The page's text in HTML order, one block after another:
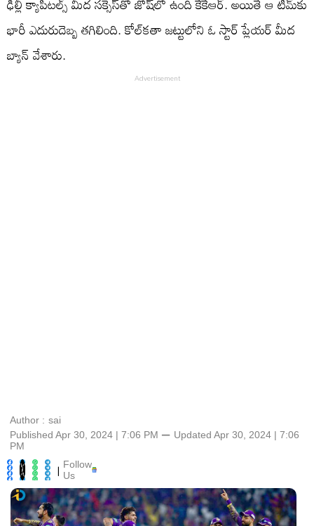
భారీ ఎదురుదెబ్బ తగిలింది. కోల్​కతా జట్టులోని ఓ స్టార్ ప్లేయర్ మీద
బ్యాన్ వేశారు.
Author : sai
Published Apr 30, 2024 | 7:06 PM ⚊ Updated Apr 30, 2024 | 7:06
PM
| Follow
Us